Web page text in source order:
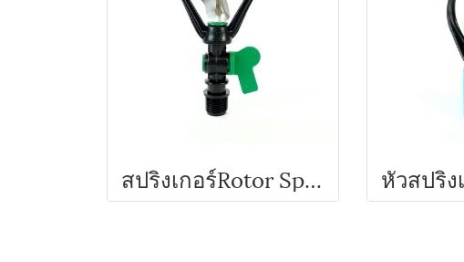
สปริงเกอร์Rotor Sprinkler หัวสปริงเกลอร์ใบพัดสแตนเลส พร้อมวาล์ว รุ่น SMV-6 Super Products